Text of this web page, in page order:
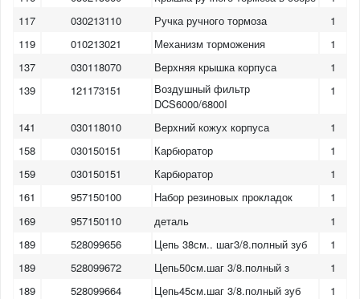
117
030213110 Ручка ручного тормоза
1
119
010213021 Механизм торможения
1
137
030118070 Верхняя крышка корпуса
1
139
121173151
Воздушный фильтр
DCS6000/6800I
1
141 030118010 Верхний кожух корпуса
1
158
030150151 Карбюратор
1
159
030150151 Карбюратор
1
161
957150100 Набор резиновых прокладок
1
169
957150110 деталь
1
189
528099656 Цепь 38см.. шаг3/8.полный зуб
1
189
528099672 Цепь50см.шаг 3/8.полный з
1
189
528099664 Цепь45см.шаг 3/8.полный зуб
1